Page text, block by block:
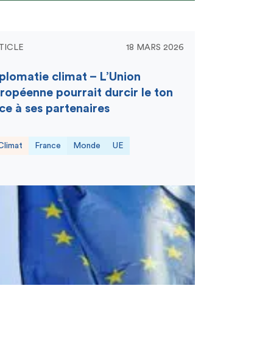
18 MARS 2026
climat – L’Union
pourrait durcir le ton
à ses partenaires
France Monde UE